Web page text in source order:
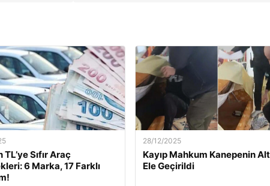
TL’ye Sıfır Araç
6 Marka, 17 Farklı
28/12/2025
Kayıp Mahkum Kanepenin
Ele Geçirildi